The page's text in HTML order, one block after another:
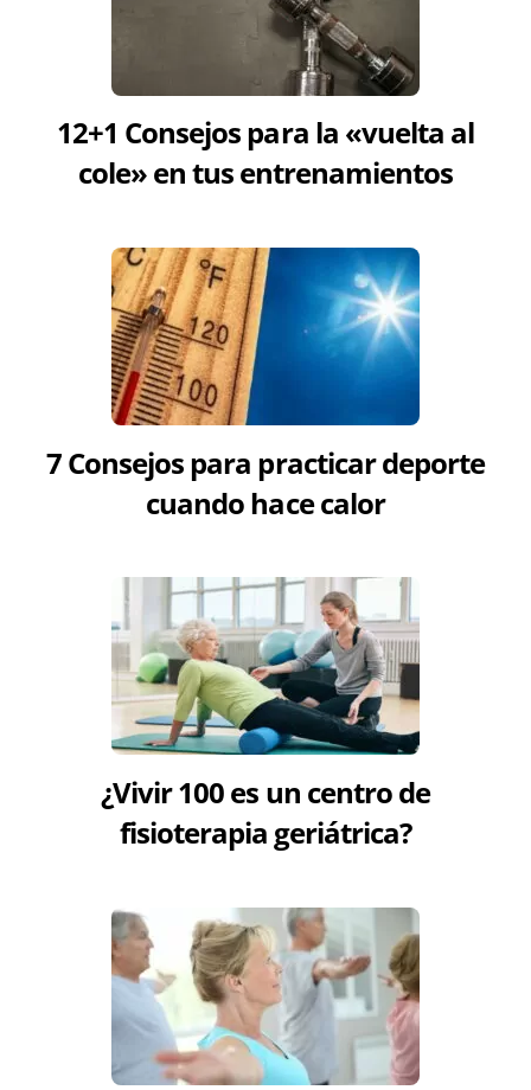
12+1 Consejos para la «vuelta al
cole» en tus entrenamientos
7 Consejos para practicar deporte
cuando hace calor
¿Vivir 100 es un centro de
fisioterapia geriátrica?